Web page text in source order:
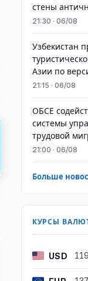
стены
21:30 · 06/08
Узбекистан
Азии по
21:15 · 06/08
ОБСЕ
системы
трудовой
21:00 · 06/08
Больше
КУРСЫ
USD